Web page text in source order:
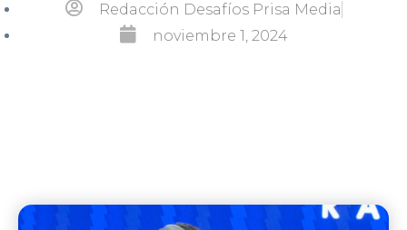
Redacción Desafíos Prisa Media
noviembre 1, 2024